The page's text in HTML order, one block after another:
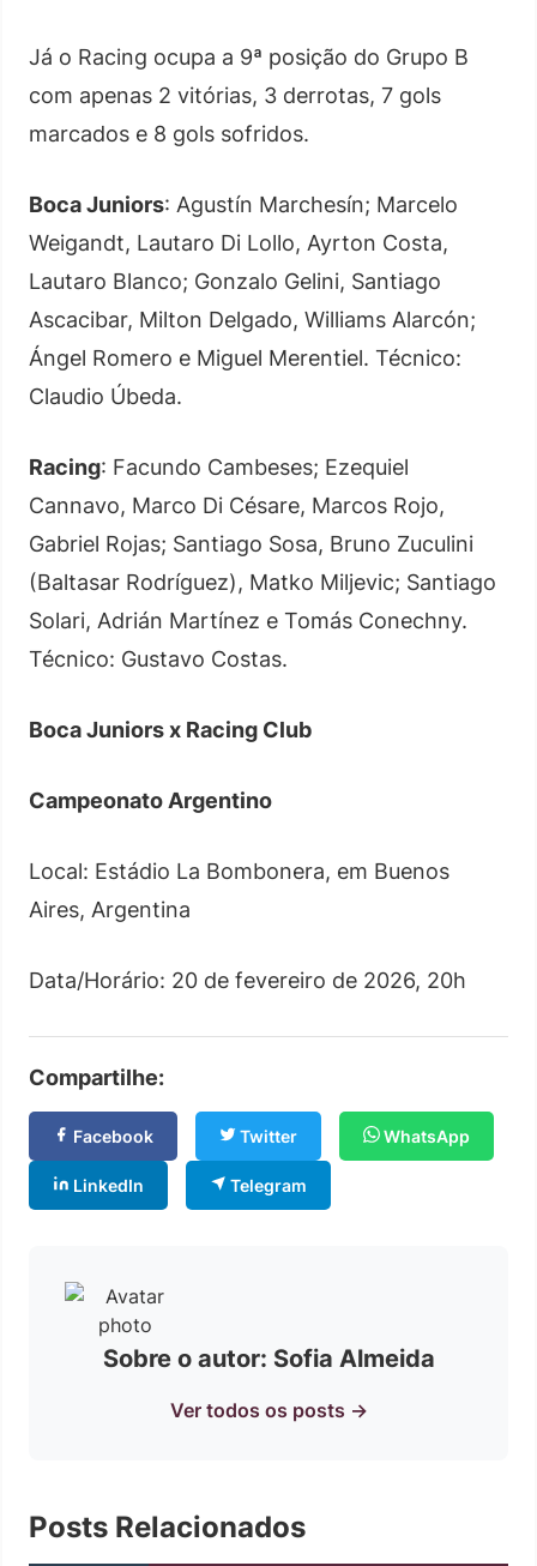
Já o Racing ocupa a 9ª posição do Grupo B
com apenas 2 vitórias, 3 derrotas, 7 gols
marcados e 8 gols sofridos.
Boca Juniors: Agustín Marchesín; Marcelo
Weigandt, Lautaro Di Lollo, Ayrton Costa,
Lautaro Blanco; Gonzalo Gelini, Santiago
Ascacibar, Milton Delgado, Williams Alarcón;
Ángel Romero e Miguel Merentiel. Técnico:
Claudio Úbeda.
Racing: Facundo Cambeses; Ezequiel
Cannavo, Marco Di Césare, Marcos Rojo,
Gabriel Rojas; Santiago Sosa, Bruno Zuculini
(Baltasar Rodríguez), Matko Miljevic; Santiago
Solari, Adrián Martínez e Tomás Conechny.
Técnico: Gustavo Costas.
Boca Juniors x Racing Club
Campeonato Argentino
Local: Estádio La Bombonera, em Buenos
Aires, Argentina
Data/Horário: 20 de fevereiro de 2026, 20h
Compartilhe:
Facebook Twitter WhatsApp
LinkedIn Telegram
Sobre o autor: Sofia Almeida
Ver todos os posts →
Posts Relacionados